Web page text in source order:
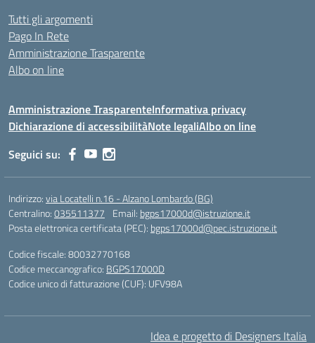
Tutti gli argomenti
Pago In Rete
Amministrazione Trasparente
Albo on line
Amministrazione TrasparenteInformativa privacy
Dichiarazione di accessibilitàNote legaliAlbo on line
Seguici su:
Indirizzo:via Locatelli n.16 - Alzano Lombardo (BG)
Centralino:035511377 Email: bgps17000d@istruzione.it
Posta elettronica certificata (PEC): bgps17000d@pec.istruzione.it
Codice fiscale: 80032770168
Codice meccanografico: BGPS17000D
Codice unico di fatturazione (CUF): UFV98A
Idea e progetto di Designers Italia